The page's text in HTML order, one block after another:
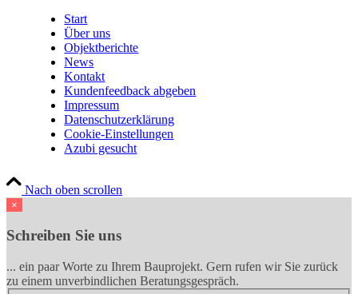
Start
Über uns
Objektberichte
News
Kontakt
Kundenfeedback abgeben
Impressum
Datenschutzerklärung
Cookie-Einstellungen
Azubi gesucht
Nach oben scrollen
×
Schreiben Sie uns
... ein paar Worte zu Ihrem Bauprojekt. Gern rufen wir Sie zurück
zu einem unverbindlichen Beratungsgespräch.